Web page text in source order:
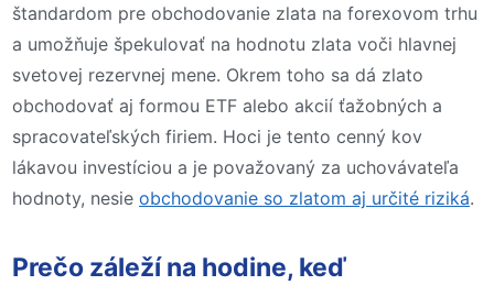
štandardom pre obchodovanie zlata na forexovom trhu
a umožňuje špekulovať na hodnotu zlata voči hlavnej
svetovej rezervnej mene. Okrem toho sa dá zlato
obchodovať aj formou ETF alebo akcií ťažobných a
spracovateľských firiem. Hoci je tento cenný kov
lákavou investíciou a je považovaný za uchovávateľa
hodnoty, nesie obchodovanie so zlatom aj určité riziká.
Prečo záleží na hodine, keď